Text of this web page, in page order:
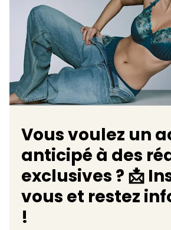
Vous voulez un
anticipé à des
exclusives ? 📩
vous et restez
!